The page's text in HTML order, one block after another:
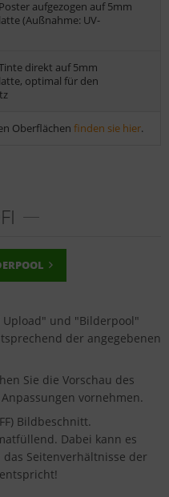
aufgezogen auf 5mm
(Außnahme: UV-
direkt auf 5mm
optimal für den
Oberflächen finden sie hier.
und "Bilderpool"
der angegebenen
Sie die Vorschau des
vornehmen.
Bildbeschnitt.
Dabei kann es
Seitenverhältnisse der